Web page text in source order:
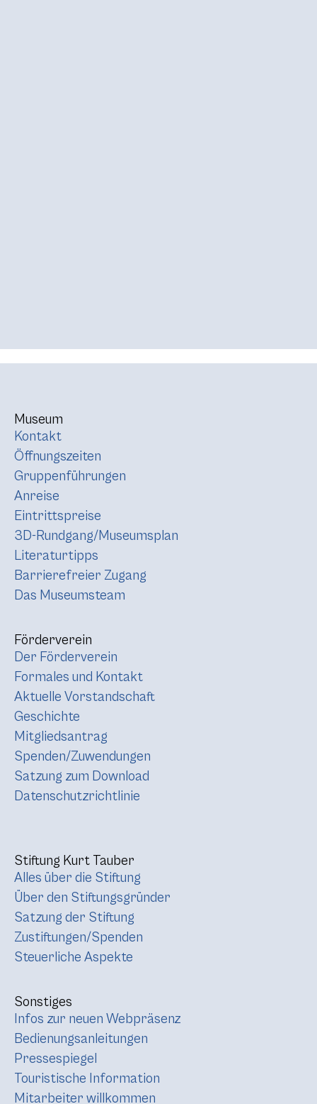
Museum
Kontakt
Öffnungszeiten
Gruppenführungen
Anreise
Eintrittspreise
3D-Rundgang/Museumsplan
Literaturtipps
Barrierefreier Zugang
Das Museumsteam
Förderverein
Der Förderverein
Formales und Kontakt
Aktuelle Vorstandschaft
Geschichte
Mitgliedsantrag
Spenden/Zuwendungen
Satzung zum Download
Datenschutzrichtlinie
Stiftung Kurt Tauber
Alles über die Stiftung
Über den Stiftungsgründer
Satzung der Stiftung
Zustiftungen/Spenden
Steuerliche Aspekte
Sonstiges
Infos zur neuen Webpräsenz
Bedienungsanleitungen
Pressespiegel
Touristische Information
Mitarbeiter willkommen